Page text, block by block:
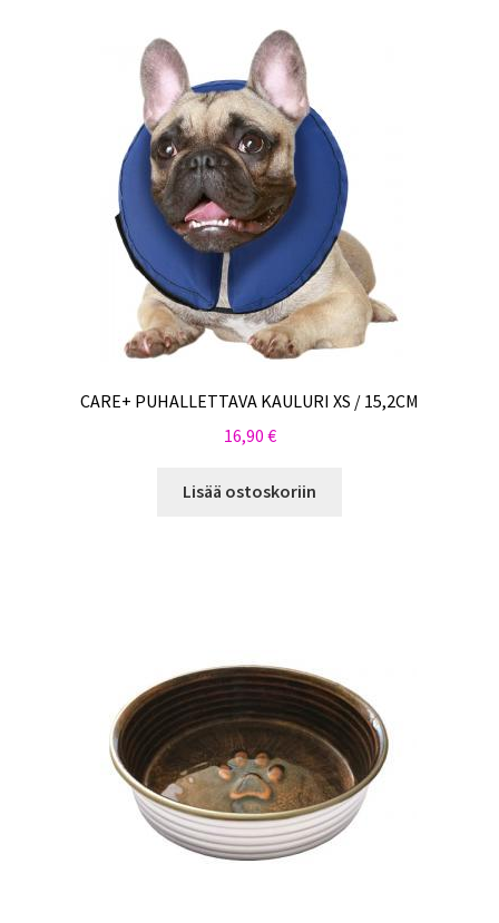
CARE+ PUHALLETTAVA KAULURI XS / 15,2CM
16,90 €
Lisää ostoskoriin